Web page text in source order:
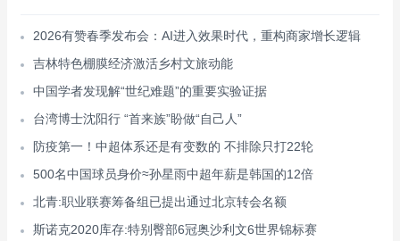
2026有赞春季发布会：AI进入效果时代，重构商家增长逻辑
吉林特色棚膜经济激活乡村文旅动能
中国学者发现解“世纪难题”的重要实验证据
台湾博士沈阳行 “首来族”盼做“自己人”
防疫第一！中超体系还是有变数的 不排除只打22轮
500名中国球员身价≈孙星雨中超年薪是韩国的12倍
北青:职业联赛筹备组已提出通过北京转会名额
斯诺克2020库存:特别臀部6冠奥沙利文6世界锦标赛